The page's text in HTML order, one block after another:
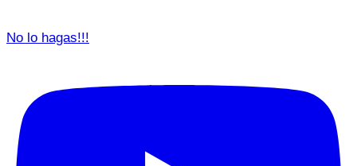
No lo hagas!!!